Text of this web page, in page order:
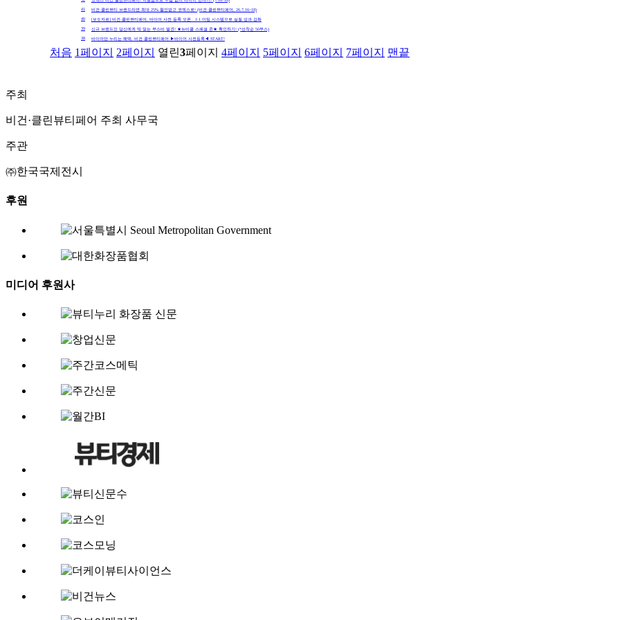
41 비건·클린뷰티 브랜드라면 최대 25% 할인받고 코엑스로! (비건·클린뷰티페어, 26.7.16~18)
40 [보도자료] 비건·클린뷰티페어, 바이어 사전 등록 오픈…1:1 미팅 시스템으로 실질 성과 강화
39 신규 브랜드인 당신에게 딱 맞는 부스비 발견! ★뉴비클 스페셜 존★ 확인하기! (*선착순 50부스)
38 바이어만 누리는 혜택, 비건·클린뷰티페어 ▶바이어 사전등록◀ START!
처음 1페이지 2페이지 열린3페이지 4페이지 5페이지 6페이지 7페이지 맨끝
주최
비건·클린뷰티페어 주최 사무국
주관
㈜한국국제전시
후원
미디어 후원사